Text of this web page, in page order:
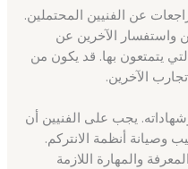
عن الفنيين المحتملين.
واستفسار الآخرين عن
يتمتعون بها. قد يكون من
الآخرين.
يجب على الفنيين أن
وصيانة أنظمة الانتركم.
والمهارة اللازمة